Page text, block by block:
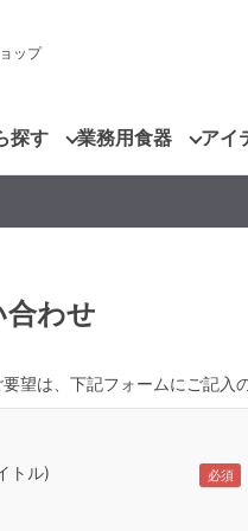
ップ
探す 業務用食器 アイ
合わせ
望は、下記フォームにご記入
トル)